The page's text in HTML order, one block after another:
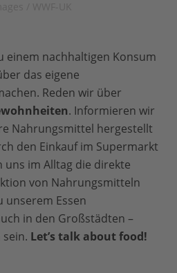
einem nachhaltigen Konsum
das eigene
Reden wir über
. Informieren wir
Nahrungsmittel hergestellt
den Einkauf im Supermarkt
uns im Alltag die direkte
von Nahrungsmitteln
unserem Essen
in den Großstädten –
Let’s talk about food!